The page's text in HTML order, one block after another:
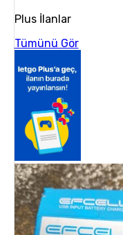
Plus İlanlar
Tümünü Gör